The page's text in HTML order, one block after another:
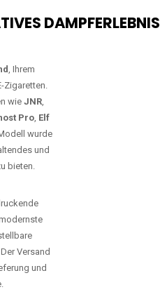
DAMPFERLEBNIS
, Ihrem
Zigaretten.
wie JNR,
Pro, Elf
wurde
und
bieten.
Versand
und